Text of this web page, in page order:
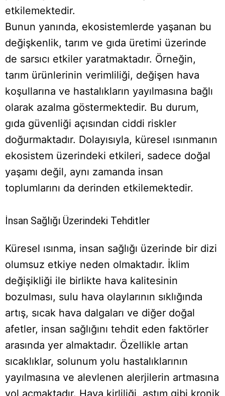
etkilemektedir.
Bunun yanında, ekosistemlerde yaşanan bu
değişkenlik, tarım ve gıda üretimi üzerinde
de sarsıcı etkiler yaratmaktadır. Örneğin,
tarım ürünlerinin verimliliği, değişen hava
koşullarına ve hastalıkların yayılmasına bağlı
olarak azalma göstermektedir. Bu durum,
gıda güvenliği açısından ciddi riskler
doğurmaktadır. Dolayısıyla, küresel ısınmanın
ekosistem üzerindeki etkileri, sadece doğal
yaşamı değil, aynı zamanda insan
toplumlarını da derinden etkilemektedir.
İnsan Sağlığı Üzerindeki Tehditler
Küresel ısınma, insan sağlığı üzerinde bir dizi
olumsuz etkiye neden olmaktadır. İklim
değişikliği ile birlikte hava kalitesinin
bozulması, sulu hava olaylarının sıklığında
artış, sıcak hava dalgaları ve diğer doğal
afetler, insan sağlığını tehdit eden faktörler
arasında yer almaktadır. Özellikle artan
sıcaklıklar, solunum yolu hastalıklarının
yayılmasına ve alevlenen alerjilerin artmasına
yol açmaktadır. Hava kirliliği, astım gibi kronik